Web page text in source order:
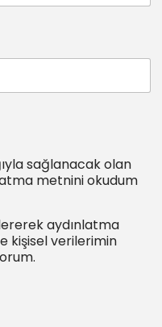
sağlanacak olan
metnini okudum
aydınlatma
kişisel verilerimin